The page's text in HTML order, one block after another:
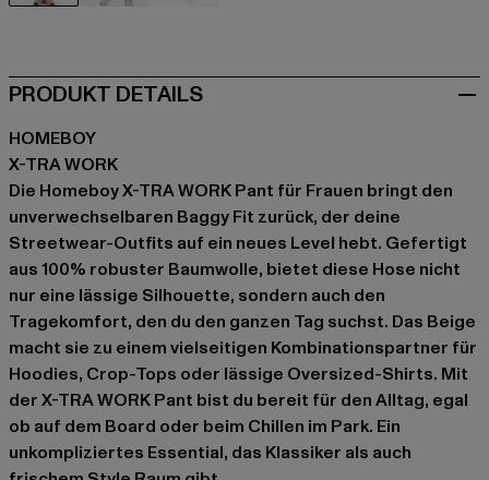
PRODUKT DETAILS
HOMEBOY
X-TRA WORK
Die Homeboy X-TRA WORK Pant für Frauen bringt den
unverwechselbaren Baggy Fit zurück, der deine
Streetwear-Outfits auf ein neues Level hebt. Gefertigt
aus 100% robuster Baumwolle, bietet diese Hose nicht
nur eine lässige Silhouette, sondern auch den
Tragekomfort, den du den ganzen Tag suchst. Das Beige
macht sie zu einem vielseitigen Kombinationspartner für
Hoodies, Crop-Tops oder lässige Oversized-Shirts. Mit
der X-TRA WORK Pant bist du bereit für den Alltag, egal
ob auf dem Board oder beim Chillen im Park. Ein
unkompliziertes Essential, das Klassiker als auch